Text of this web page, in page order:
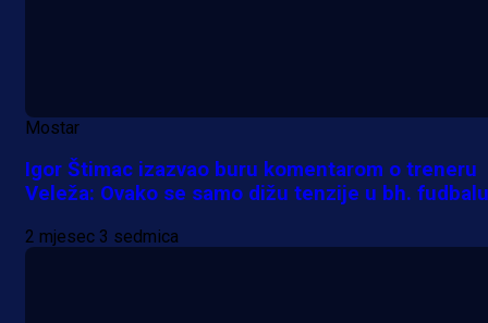
Lukić seli u Bundesligu? Dva
reprezentativca!
Mostar
Igor Štimac izazvao buru komentarom o treneru
Veleža: Ovako se samo dižu tenzije u bh. fudbalu
2 mjesec 3 sedmica